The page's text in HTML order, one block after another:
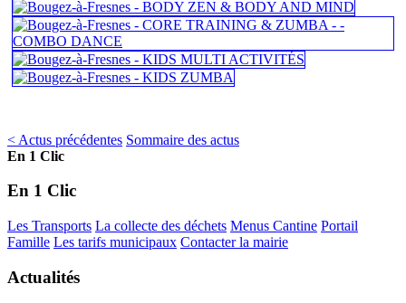
< Actus précédentes Sommaire des actus
En 1 Clic
En 1 Clic
Les Transports La collecte des déchets Menus Cantine Portail
Famille Les tarifs municipaux Contacter la mairie
Actualités